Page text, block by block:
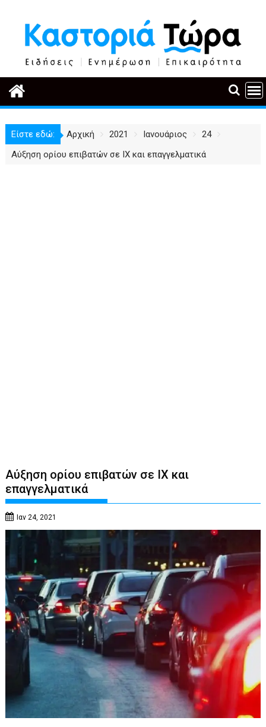
περιεχόμενο
Είστε εδώ: Αρχική 2021 Ιανουάριος
24
Αύξηση ορίου επιβατών σε ΙΧ και επαγγελματικά
Αύξηση ορίου επιβατών σε ΙΧ και
επαγγελματικά
Ιαν 24, 2021